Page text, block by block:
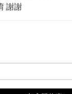
謝謝